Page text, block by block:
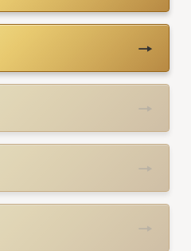
→
→
→
→